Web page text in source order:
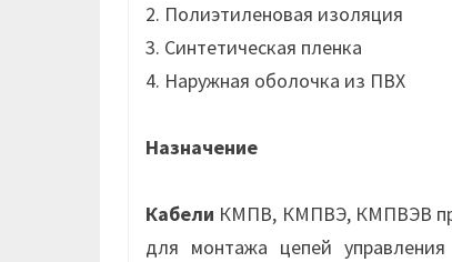
2. Полиэтиленовая изоляция
3. Синтетическая пленка
4. Наружная оболочка из ПВХ
Назначение
Кабели КМПВ, КМПВЭ, КМПВЭВ
для монтажа цепей